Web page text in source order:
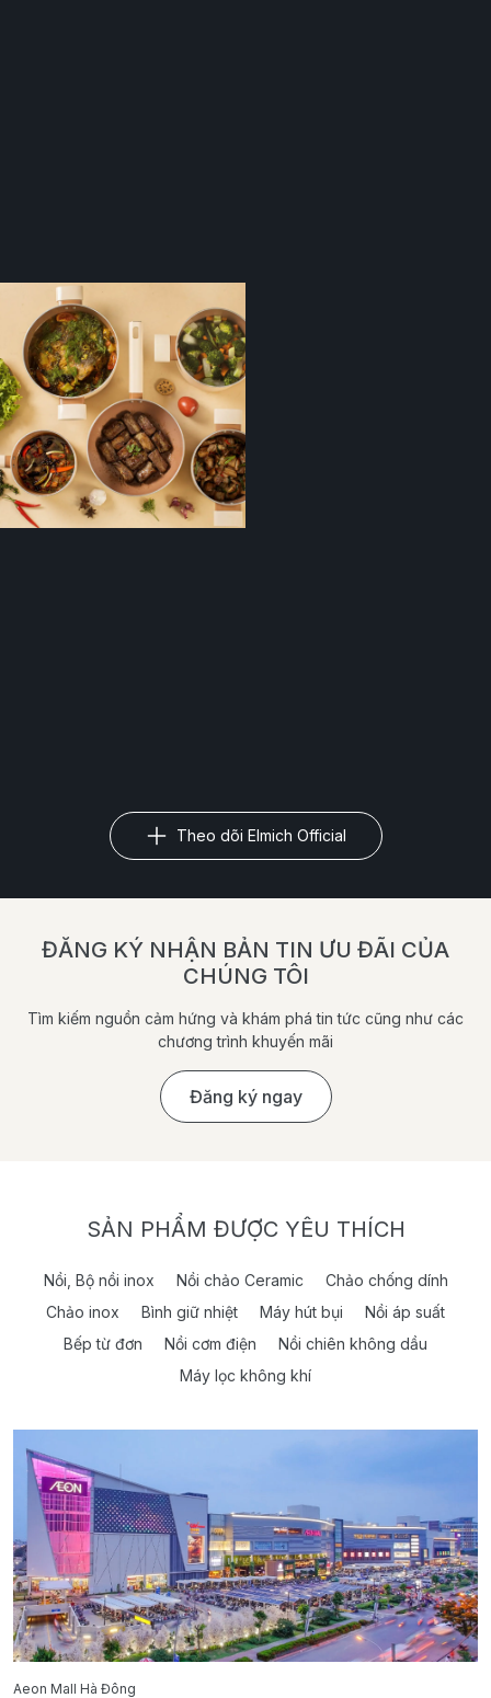
Theo dõi Elmich Official
ĐĂNG KÝ NHẬN BẢN TIN ƯU ĐÃI CỦA
CHÚNG TÔI
Tìm kiếm nguồn cảm hứng và khám phá tin tức cũng như các
chương trình khuyến mãi
Đăng ký ngay
SẢN PHẨM ĐƯỢC YÊU THÍCH
Nồi, Bộ nồi inox Nồi chảo Ceramic
Chảo chống dính
Chảo inox
Bình giữ nhiệt Máy hút bụi
Nồi áp suất
Bếp từ đơn
Nồi cơm điện
Nồi chiên không dầu
Máy lọc không khí
Aeon Mall Hà Đông